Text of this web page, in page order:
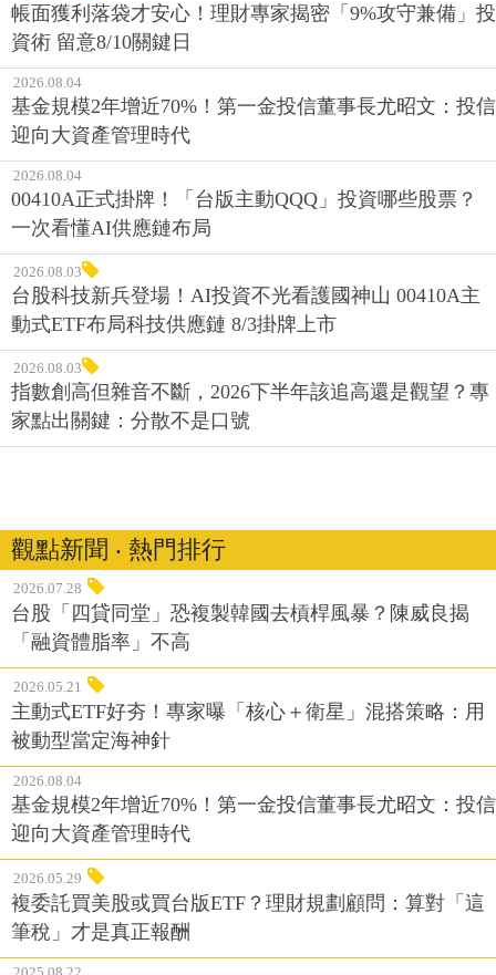
帳面獲利落袋才安心！理財專家揭密「9%攻守兼備」投
資術 留意8/10關鍵日
2026.08.04
基金規模2年增近70%！第一金投信董事長尤昭文：投信
迎向大資產管理時代
2026.08.04
00410A正式掛牌！「台版主動QQQ」投資哪些股票？
一次看懂AI供應鏈布局
2026.08.03
台股科技新兵登場！AI投資不光看護國神山 00410A主
動式ETF布局科技供應鏈 8/3掛牌上市
2026.08.03
指數創高但雜音不斷，2026下半年該追高還是觀望？專
家點出關鍵：分散不是口號
觀點新聞 ‧ 熱門排行
2026.07.28
台股「四貸同堂」恐複製韓國去槓桿風暴？陳威良揭
「融資體脂率」不高
2026.05.21
主動式ETF好夯！專家曝「核心＋衛星」混搭策略：用
被動型當定海神針
2026.08.04
基金規模2年增近70%！第一金投信董事長尤昭文：投信
迎向大資產管理時代
2026.05.29
複委託買美股或買台版ETF？理財規劃顧問：算對「這
筆稅」才是真正報酬